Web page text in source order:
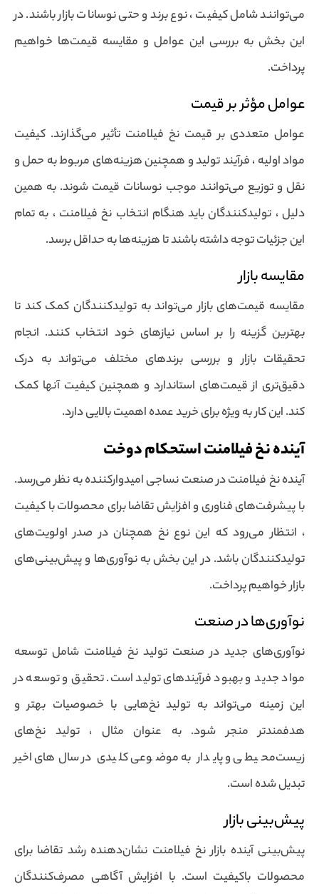
می‌توانند شامل کیفیت ، نوع برند و حتی نوسانات بازار باشند. در
این بخش به بررسی این عوامل و مقایسه قیمت‌ها خواهیم
پرداخت.
عوامل مؤثر بر قیمت
عوامل متعددی بر قیمت نخ فیلامنت تأثیر می‌گذارند. کیفیت
مواد اولیه ، فرآیند تولید و همچنین هزینه‌های مربوط به حمل و
نقل و توزیع می‌توانند موجب نوسانات قیمت شوند. به همین
دلیل ، تولیدکنندگان باید هنگام انتخاب نخ فیلامنت ، به تمام
این جزئیات توجه داشته باشند تا هزینه‌ها به حداقل برسد.
مقایسه بازار
مقایسه قیمت‌های بازار می‌تواند به تولیدکنندگان کمک کند تا
بهترین گزینه را بر اساس نیازهای خود انتخاب کنند. انجام
تحقیقات بازار و بررسی برندهای مختلف می‌تواند به درک
دقیق‌تری از قیمت‌های استاندارد و همچنین کیفیت آنها کمک
کند. این کار به ویژه برای خرید عمده اهمیت بالایی دارد.
آینده نخ فیلامنت استحکام دوخت
آینده نخ فیلامنت در صنعت نساجی امیدوارکننده به نظر می‌رسد.
با پیشرفت‌های فناوری و افزایش تقاضا برای محصولات با کیفیت
، انتظار می‌رود که این نوع نخ همچنان در صدر اولویت‌های
تولیدکنندگان باشد. در این بخش به نوآوری‌ها و پیش‌بینی‌های
بازار خواهیم پرداخت.
نوآوری‌ها در صنعت
نوآوری‌های جدید در صنعت تولید نخ فیلامنت شامل توسعه
مواد جدید و بهبود فرآیندهای تولید است. تحقیق و توسعه در
این زمینه می‌تواند به تولید نخ‌هایی با خصوصیات بهتر و
هدفمندتر منجر شود. به عنوان مثال ، تولید نخ‌های
زیست‌محیطی و پایدار به موضوعی کلیدی در سال‌های اخیر
تبدیل شده است.
پیش‌بینی بازار
پیش‌بینی آینده بازار نخ فیلامنت نشان‌دهنده رشد تقاضا برای
محصولات باکیفیت است. با افزایش آگاهی مصرف‌کنندگان